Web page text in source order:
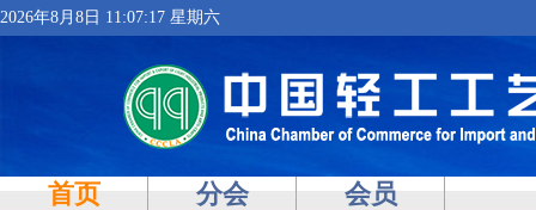
2026年8月8日 11:07:17 星期六
首页 分会 会员